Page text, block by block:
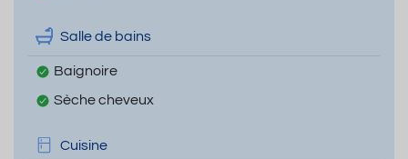
Salle de bains
Baignoire
Sèche cheveux
Cuisine